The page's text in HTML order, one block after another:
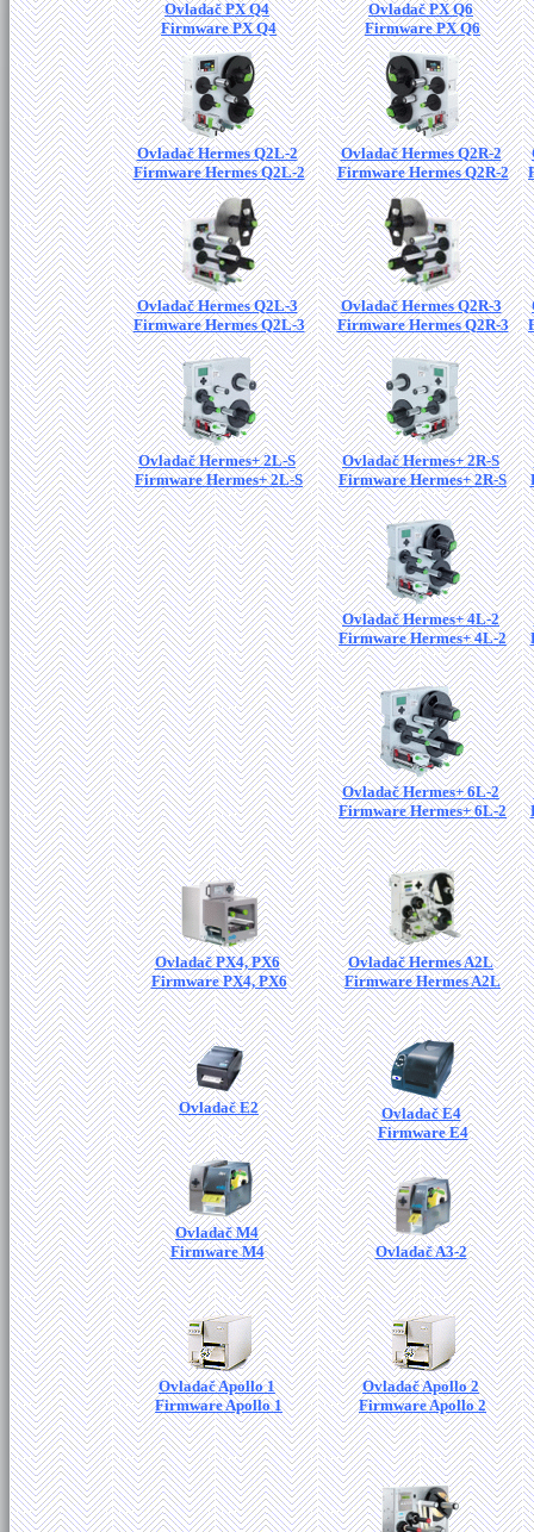
Ovladač PX Q4
Firmware PX Q4
Ovladač PX Q6
Firmware PX Q6
Ovladač Hermes Q2L-2
Firmware Hermes Q2L-2
Ovladač Hermes Q2R-2
Firmware Hermes Q2R-2
Ovladač Hermes Q2L-3
Firmware Hermes Q2L-3
Ovladač Hermes Q2R-3
Firmware Hermes Q2R-3
Ovladač Hermes+ 2L-S
Firmware Hermes+ 2L-S
Ovladač Hermes+ 2R-S
Firmware Hermes+ 2R-S
Ovladač Hermes+ 4L-2
Firmware Hermes+ 4L-2
Ovladač Hermes+ 6L-2
Firmware Hermes+ 6L-2
Ovladač PX4, PX6
Firmware PX4, PX6
Ovladač Hermes A2L
Firmware Hermes A2L
Ovladač E2
Ovladač E4
Firmware E4
Ovladač M4
Firmware M4
Ovladač A3-2
Ovladač Apollo 1
Firmware Apollo 1
Ovladač Apollo 2
Firmware Apollo 2